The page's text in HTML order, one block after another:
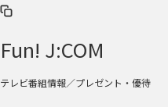
Fun! J:COM
テレビ番組情報／プレゼント・優待